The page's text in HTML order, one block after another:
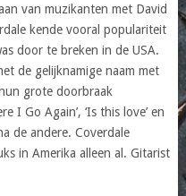
van muzikanten met David
kende vooral populariteit
door te breken in de USA.
de gelijknamige naam met
grote doorbraak
I Go Again’, ‘Is this love’ en
de andere. Coverdale
in Amerika alleen al. Gitarist